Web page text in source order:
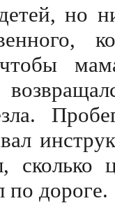
но
чтобы
сколько
по дороге.